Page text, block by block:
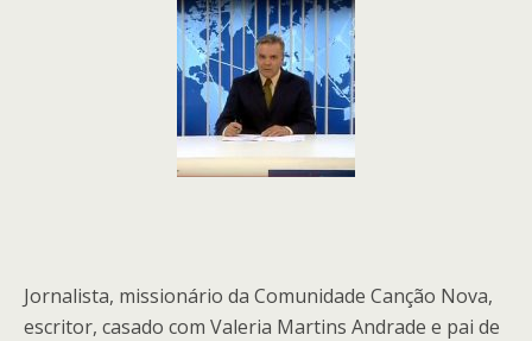
Jornalista, missionário da Comunidade Canção Nova,
escritor, casado com Valeria Martins Andrade e pai de